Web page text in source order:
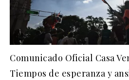
Comunicado Oficial Casa
Tiempos de esperanza y